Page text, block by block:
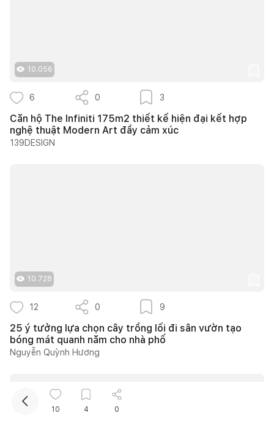
10.056
6 0 3
Căn hộ The Infiniti 175m2 thiết kế hiện đại kết hợp
nghệ thuật Modern Art đầy cảm xúc
139DESIGN
10.728
12 0 9
25 ý tưởng lựa chọn cây trồng lối đi sân vườn tạo
bóng mát quanh năm cho nhà phố
Nguyễn Quỳnh Hương
10 4 0
Mua sắm hoàn thiện nhà